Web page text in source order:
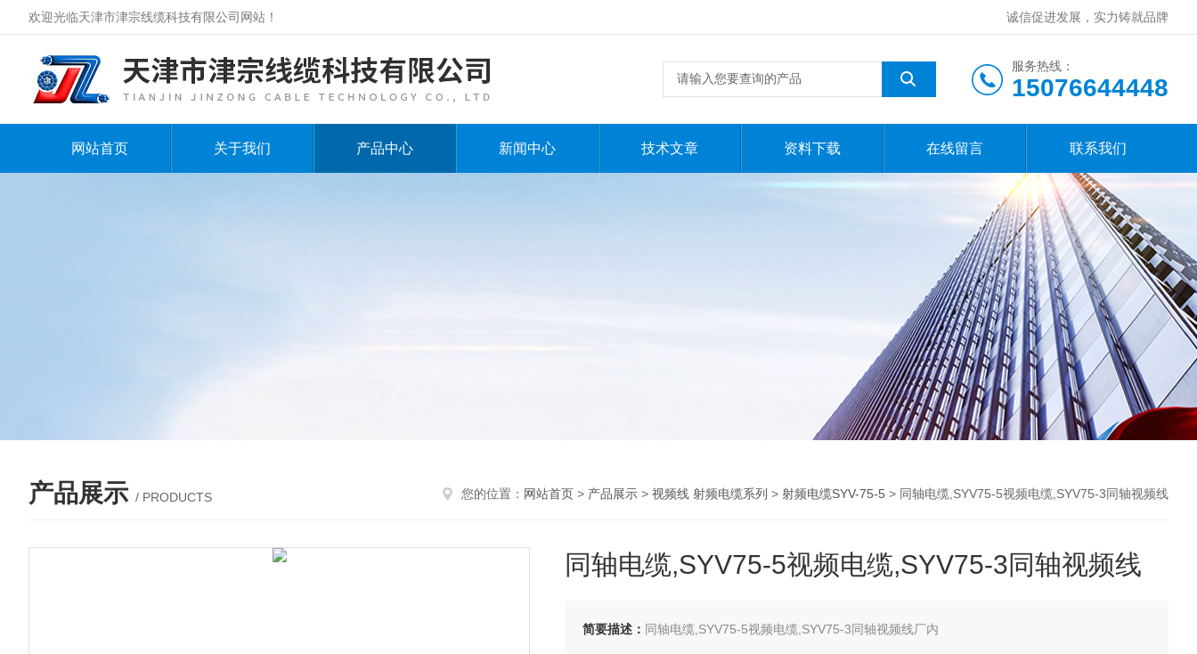
欢迎光临天津市津宗线缆科技有限公司网站！ 诚信促进发展，实力铸就品牌
服务热线：
15076644448
网站首页 关于我们 产品中心 新闻中心 技术文章 资料下载 在线留言 联系我们
产品展示 / PRODUCTS 您的位置： 网站首页 > 产品展示 > 视频线 射频电缆系列 > 射频电缆SYV-75-5 > 同轴电缆,SYV75-5视频电缆,SYV75-3同轴视频线
同轴电缆,SYV75-5视频电缆,SYV75-3同轴视频线
简要描述： 同轴电缆,SYV75-5视频电缆,SYV75-3同轴视频线厂内